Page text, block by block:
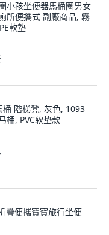
小孩坐便器馬桶圈男女
所便攜式 副廠商品, 霧
軟墊
桶 階梯凳, 灰色, 1093
桶, PVC软垫款
疊便攜寶寶旅行坐便